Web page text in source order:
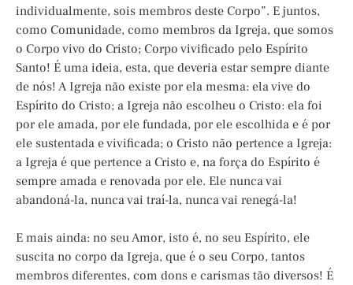
individualmente, sois membros deste Corpo”. E juntos,
como Comunidade, como membros da Igreja, que somos
o Corpo vivo do Cristo; Corpo vivificado pelo Espírito
Santo! É uma ideia, esta, que deveria estar sempre diante
de nós! A Igreja não existe por ela mesma: ela vive do
Espírito do Cristo; a Igreja não escolheu o Cristo: ela foi
por ele amada, por ele fundada, por ele escolhida e é por
ele sustentada e vivificada; o Cristo não pertence a Igreja:
a Igreja é que pertence a Cristo e, na força do Espírito é
sempre amada e renovada por ele. Ele nunca vai
abandoná-la, nunca vai traí-la, nunca vai renegá-la!
E mais ainda: no seu Amor, isto é, no seu Espírito, ele
suscita no corpo da Igreja, que é o seu Corpo, tantos
membros diferentes, com dons e carismas tão diversos! É